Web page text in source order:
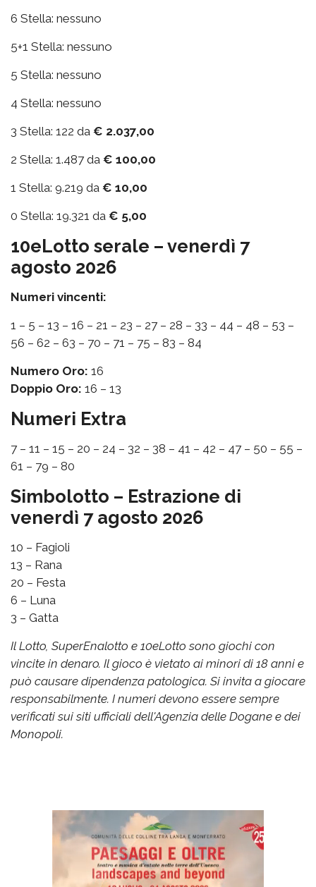
6 Stella: nessuno
5+1 Stella: nessuno
5 Stella: nessuno
4 Stella: nessuno
3 Stella: 122 da € 2.037,00
2 Stella: 1.487 da € 100,00
1 Stella: 9.219 da € 10,00
0 Stella: 19.321 da € 5,00
10eLotto serale – venerdì 7
agosto 2026
Numeri vincenti:
1 – 5 – 13 – 16 – 21 – 23 – 27 – 28 – 33 – 44 – 48 – 53 –
56 – 62 – 63 – 70 – 71 – 75 – 83 – 84
Numero Oro: 16
Doppio Oro: 16 – 13
Numeri Extra
7 – 11 – 15 – 20 – 24 – 32 – 38 – 41 – 42 – 47 – 50 – 55 –
61 – 79 – 80
Simbolotto – Estrazione di
venerdì 7 agosto 2026
10 – Fagioli
13 – Rana
20 – Festa
6 – Luna
3 – Gatta
Il Lotto, SuperEnalotto e 10eLotto sono giochi con
vincite in denaro. Il gioco è vietato ai minori di 18 anni e
può causare dipendenza patologica. Si invita a giocare
responsabilmente. I numeri devono essere sempre
verificati sui siti ufficiali dell'Agenzia delle Dogane e dei
Monopoli.